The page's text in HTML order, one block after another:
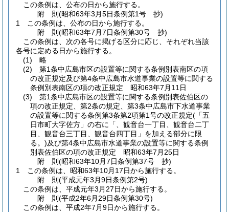
この条例は、公布の日から施行する。
附 則(昭和63年3月5日条例第1号 抄)
1
この条例は、公布の日から施行する。
附 則(昭和63年7月7日条例第30号 抄)
この条例は、次の各号に掲げる区分に応じ、それぞれ当該
各号に定める日から施行する。
(1)
略
(2)
第1条中広島市区の設置等に関する条例別表南区の項
の改正規定及び第4条中広島市水道事業の設置等に関する
条例別表南区の項の改正規定 昭和63年7月11日
(3)
第1条中広島市区の設置等に関する条例別表佐伯区の
項の改正規定、第2条の規定、第3条中広島市下水道事業
の設置等に関する条例第3条第2項第1号の改正規定(「五
日市町大字佐方」の右に「、観音台一丁目、観音台二丁
目、観音台三丁目、観音台四丁目」を加える部分に限
る。)及び第4条中広島市水道事業の設置等に関する条例
別表佐伯区の項の改正規定 昭和63年7月25日
附 則(昭和63年10月7日条例第37号 抄)
1
この条例は、昭和63年10月17日から施行する。
附 則(平成元年3月9日条例第2号)
この条例は、平成元年3月27日から施行する。
附 則(平成2年6月29日条例第30号)
この条例は、平成2年7月9日から施行する。